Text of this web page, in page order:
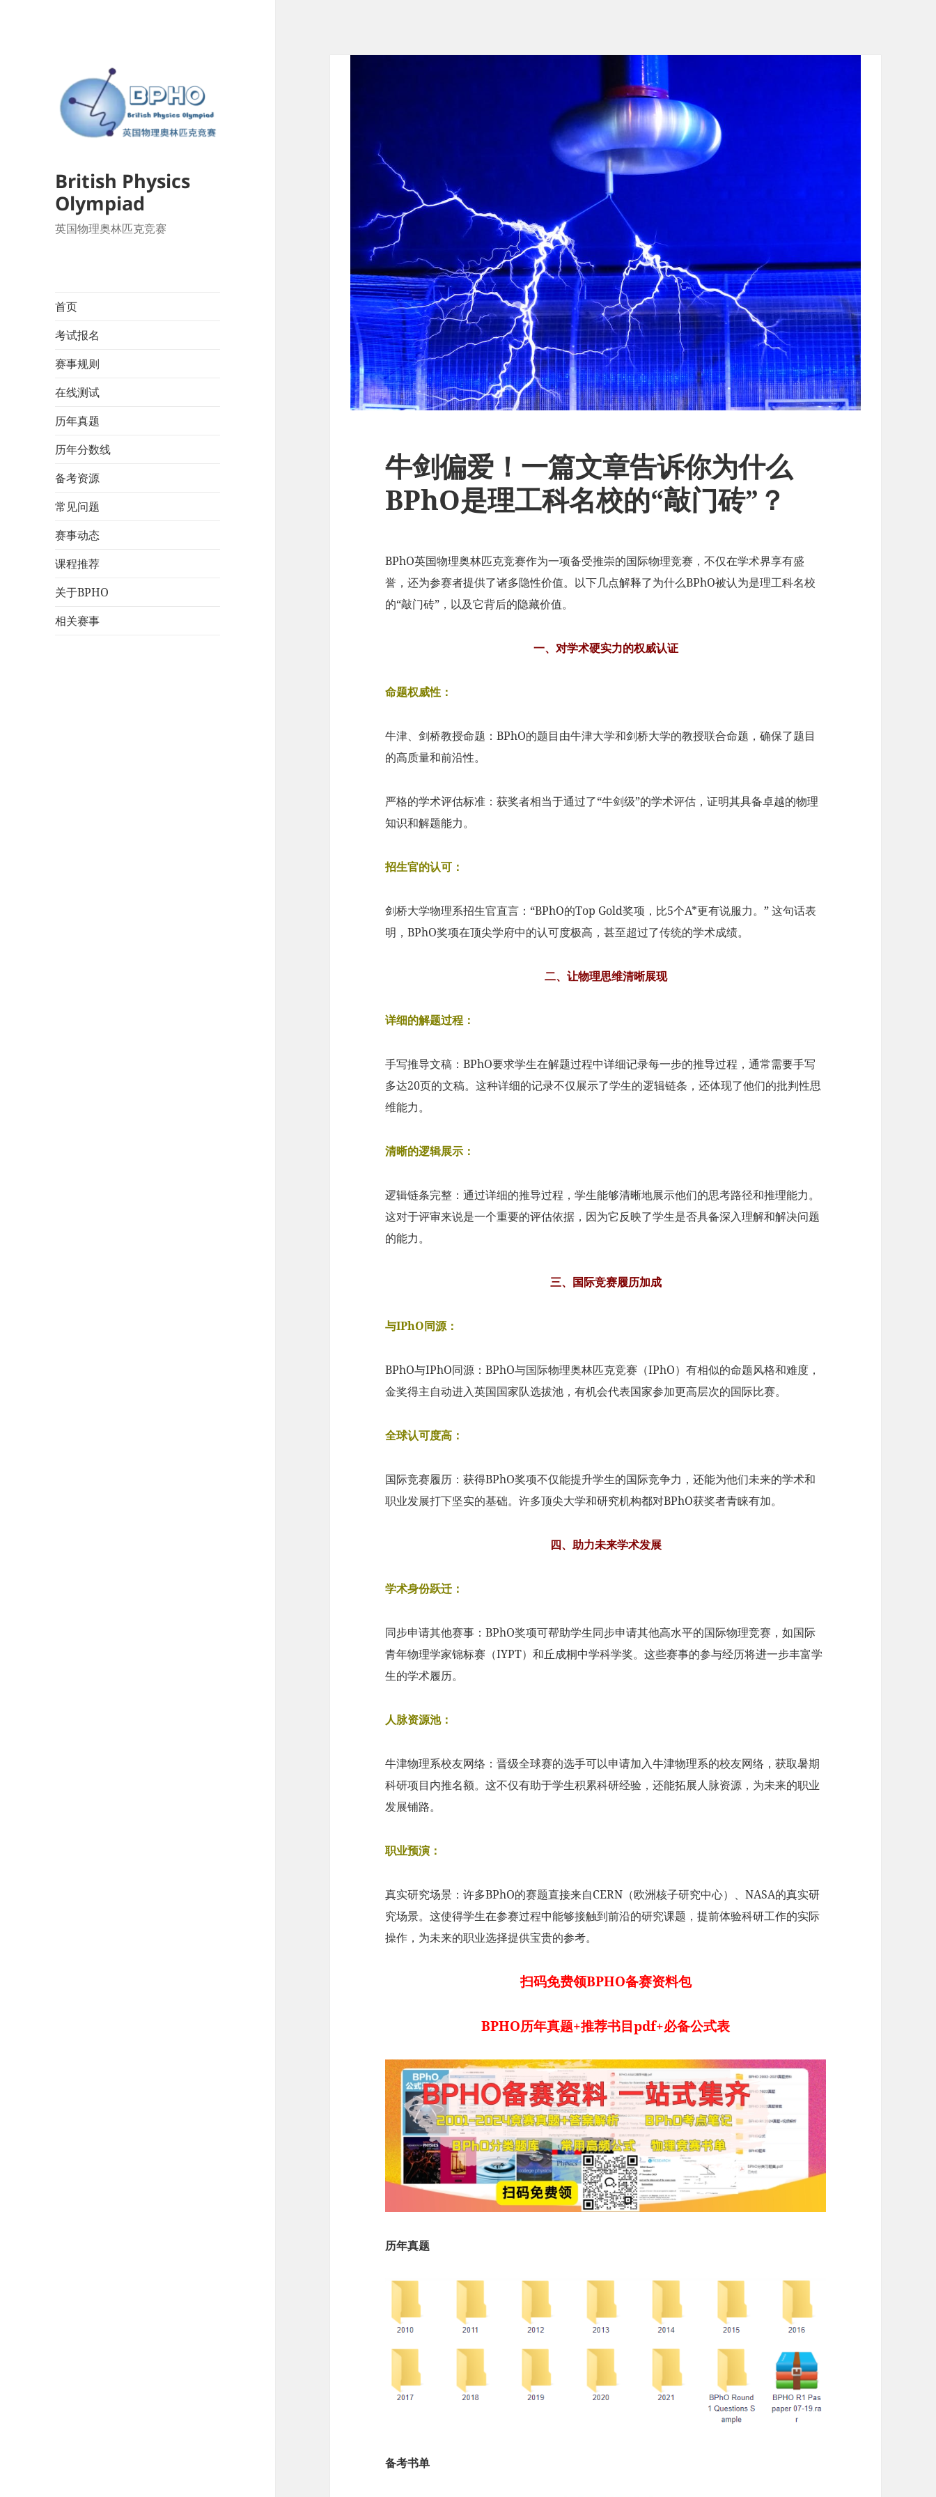
British Physics
Olympiad
英国物理奥林匹克竞赛
首页
考试报名
赛事规则
在线测试
历年真题
历年分数线
备考资源
常见问题
赛事动态
课程推荐
关于BPHO
相关赛事
牛剑偏爱！一篇文章告诉你为什么
BPhO是理工科名校的“敲门砖”？
BPhO英国物理奥林匹克竞赛作为一项备受推崇的国际物理竞赛，不仅在学术界享有盛
誉，还为参赛者提供了诸多隐性价值。以下几点解释了为什么BPhO被认为是理工科名校
的“敲门砖”，以及它背后的隐藏价值。
一、对学术硬实力的权威认证
命题权威性：
牛津、剑桥教授命题：BPhO的题目由牛津大学和剑桥大学的教授联合命题，确保了题目
的高质量和前沿性。
严格的学术评估标准：获奖者相当于通过了“牛剑级”的学术评估，证明其具备卓越的物理
知识和解题能力。
招生官的认可：
剑桥大学物理系招生官直言：“BPhO的Top Gold奖项，比5个A*更有说服力。” 这句话表
明，BPhO奖项在顶尖学府中的认可度极高，甚至超过了传统的学术成绩。
二、让物理思维清晰展现
详细的解题过程：
手写推导文稿：BPhO要求学生在解题过程中详细记录每一步的推导过程，通常需要手写
多达20页的文稿。这种详细的记录不仅展示了学生的逻辑链条，还体现了他们的批判性思
维能力。
清晰的逻辑展示：
逻辑链条完整：通过详细的推导过程，学生能够清晰地展示他们的思考路径和推理能力。
这对于评审来说是一个重要的评估依据，因为它反映了学生是否具备深入理解和解决问题
的能力。
三、国际竞赛履历加成
与IPhO同源：
BPhO与IPhO同源：BPhO与国际物理奥林匹克竞赛（IPhO）有相似的命题风格和难度，
金奖得主自动进入英国国家队选拔池，有机会代表国家参加更高层次的国际比赛。
全球认可度高：
国际竞赛履历：获得BPhO奖项不仅能提升学生的国际竞争力，还能为他们未来的学术和
职业发展打下坚实的基础。许多顶尖大学和研究机构都对BPhO获奖者青睐有加。
四、助力未来学术发展
学术身份跃迁：
同步申请其他赛事：BPhO奖项可帮助学生同步申请其他高水平的国际物理竞赛，如国际
青年物理学家锦标赛（IYPT）和丘成桐中学科学奖。这些赛事的参与经历将进一步丰富学
生的学术履历。
人脉资源池：
牛津物理系校友网络：晋级全球赛的选手可以申请加入牛津物理系的校友网络，获取暑期
科研项目内推名额。这不仅有助于学生积累科研经验，还能拓展人脉资源，为未来的职业
发展铺路。
职业预演：
真实研究场景：许多BPhO的赛题直接来自CERN（欧洲核子研究中心）、NASA的真实研
究场景。这使得学生在参赛过程中能够接触到前沿的研究课题，提前体验科研工作的实际
操作，为未来的职业选择提供宝贵的参考。
扫码免费领BPHO备赛资料包
BPHO历年真题+推荐书目pdf+必备公式表
历年真题
备考书单